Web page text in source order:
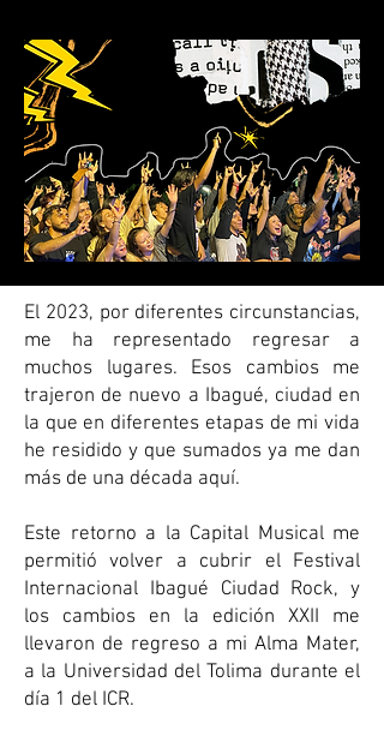
El 2023, por diferentes circunstancias,
me ha representado regresar a
muchos lugares. Esos cambios me
trajeron de nuevo a Ibagué, ciudad en
la que en diferentes etapas de mi vida
he residido y que sumados ya me dan
más de una década aquí.
Este retorno a la Capital Musical me
permitió volver a cubrir el Festival
Internacional Ibagué Ciudad Rock, y
los cambios en la edición XXII me
llevaron de regreso a mi Alma Mater,
a la Universidad del Tolima durante el
día 1 del ICR.